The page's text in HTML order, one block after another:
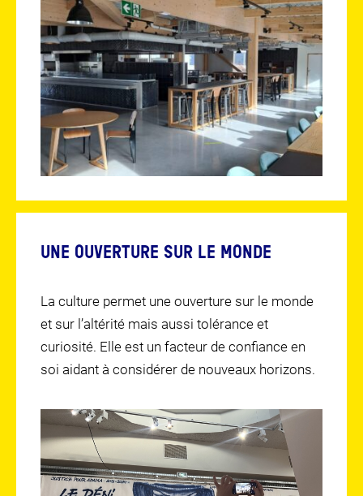
UNE OUVERTURE SUR LE MONDE
La culture permet une ouverture sur le monde
et sur l’altérité mais aussi tolérance et
curiosité. Elle est un facteur de confiance en
soi aidant à considérer de nouveaux horizons.